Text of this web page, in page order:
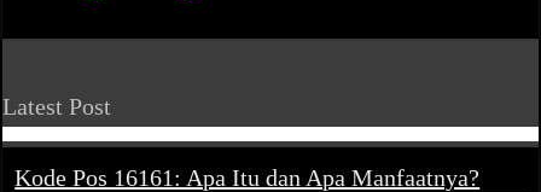
Latest Post
Kode Pos 16161: Apa Itu dan Apa Manfaatnya?